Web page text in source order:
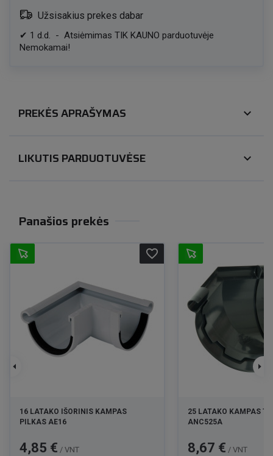
Užsisakius prekes dabar
✔ 1 d.d. - Atsiėmimas TIK KAUNO parduotuvėje
Nemokamai!
PREKĖS APRAŠYMAS expand_more
LIKUTIS PARDUOTUVĖSE expand_more
Panašios prekės
16 LATAKO IŠORINIS KAMPAS
PILKAS AE16
Kaina
4,85 € / VNT
favorite_border
25 LATAKO KAMPAS
ANC525A
Kaina
8,67 € / VNT